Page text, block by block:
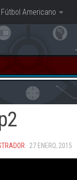
Fútbol Americano
· 27 ENERO, 2015